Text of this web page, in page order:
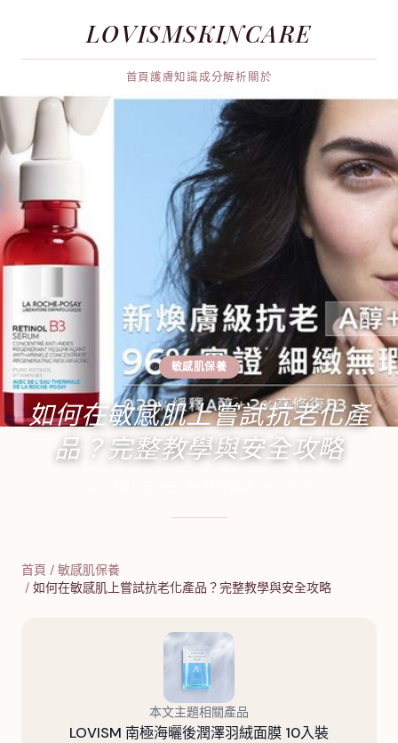
LOVISMSKINCARE
首頁護膚知識成分解析關於
敏感肌保養
如何在敏感肌上嘗試抗老化產
品？完整教學與安全攻略
首頁 / 敏感肌保養
/ 如何在敏感肌上嘗試抗老化產品？完整教學與安全攻略
本文主題相關產品
LOVISM 南極海曬後潤澤羽絨面膜 10入裝